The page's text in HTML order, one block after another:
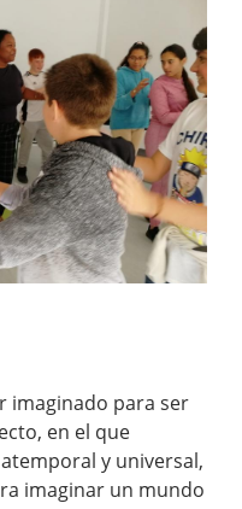
imaginado para ser
en el que
y universal,
imaginar un mundo